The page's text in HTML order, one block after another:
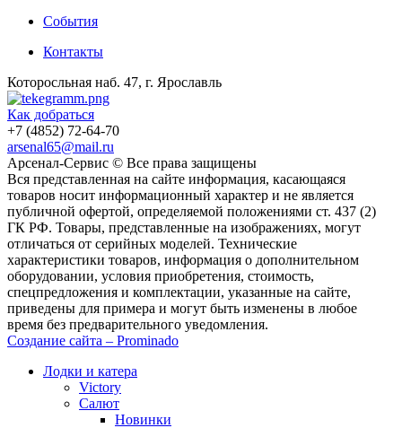
События
Контакты
Которосльная наб. 47, г. Ярославль
Как добраться
+7 (4852) 72-64-70
arsenal65@mail.ru
Aрсенал-Сервис © Все права защищены
Вся представленная на сайте информация, касающаяся
товаров носит информационный характер и не является
публичной офертой, определяемой положениями ст. 437 (2)
ГК РФ. Товары, представленные на изображениях, могут
отличаться от серийных моделей. Технические
характеристики товаров, информация о дополнительном
оборудовании, условия приобретения, стоимость,
спецпредложения и комплектации, указанные на сайте,
приведены для примера и могут быть изменены в любое
время без предварительного уведомления.
Создание сайта – Prominado
Лодки и катера
Victory
Салют
Новинки